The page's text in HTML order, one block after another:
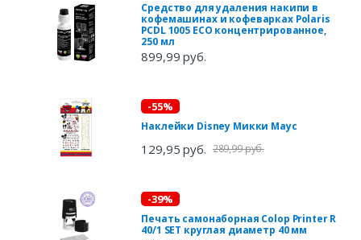
Средство для удаления накипи в
кофемашинах и кофеварках Polaris
PCDL 1005 ECO концентрированное,
250 мл
899,99 руб.
-55%
Наклейки Disney Микки Маус
129,95 руб. 289,99 руб.
-39%
Печать самонаборная Colop Printer R
40/1 SET круглая диаметр 40 мм